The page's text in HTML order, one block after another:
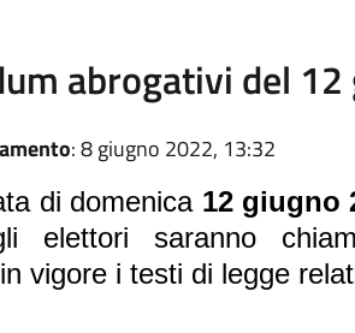
abrogativi del
: 8 giugno 2022, 13:32
di domenica 12 giugno
elettori saranno
vigore i testi di legge